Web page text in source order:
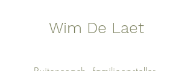
Wim De Laet